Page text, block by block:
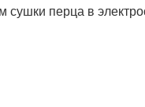
сушки перца в